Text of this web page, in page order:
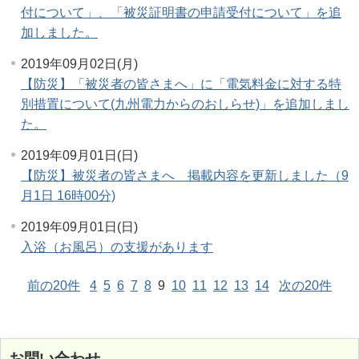
付について」、「被災証明書の申請受付について」を追
加しました。
2019年09月02日(月)
【防災】「被災者の皆さまへ」に「電気料金に対する特
別措置について(九州電力からのおしらせ)」を追加しまし
た。
2019年09月01日(日)
【防災】被災者の皆さまへ 掲載内容を更新しました（9
月1日 16時00分)
2019年09月01日(日)
入浴（お風呂）の支援があります
前の20件 4 5 6 7 8 9 10 11 12 13 14 次の20件